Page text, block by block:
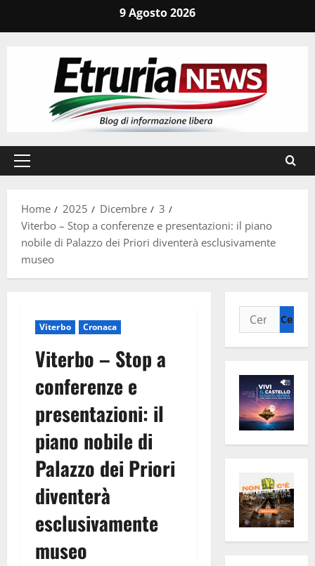
9 Agosto 2026
Menu
Home
2025 Dicembre
3
Viterbo – Stop a conferenze e presentazioni: il piano
nobile di Palazzo dei Priori diventerà esclusivamente
museo
Viterbo Cronaca
Viterbo – Stop a
conferenze e
presentazioni: il
piano nobile di
Palazzo dei Priori
diventerà
esclusivamente
museo
Ricerca
per: